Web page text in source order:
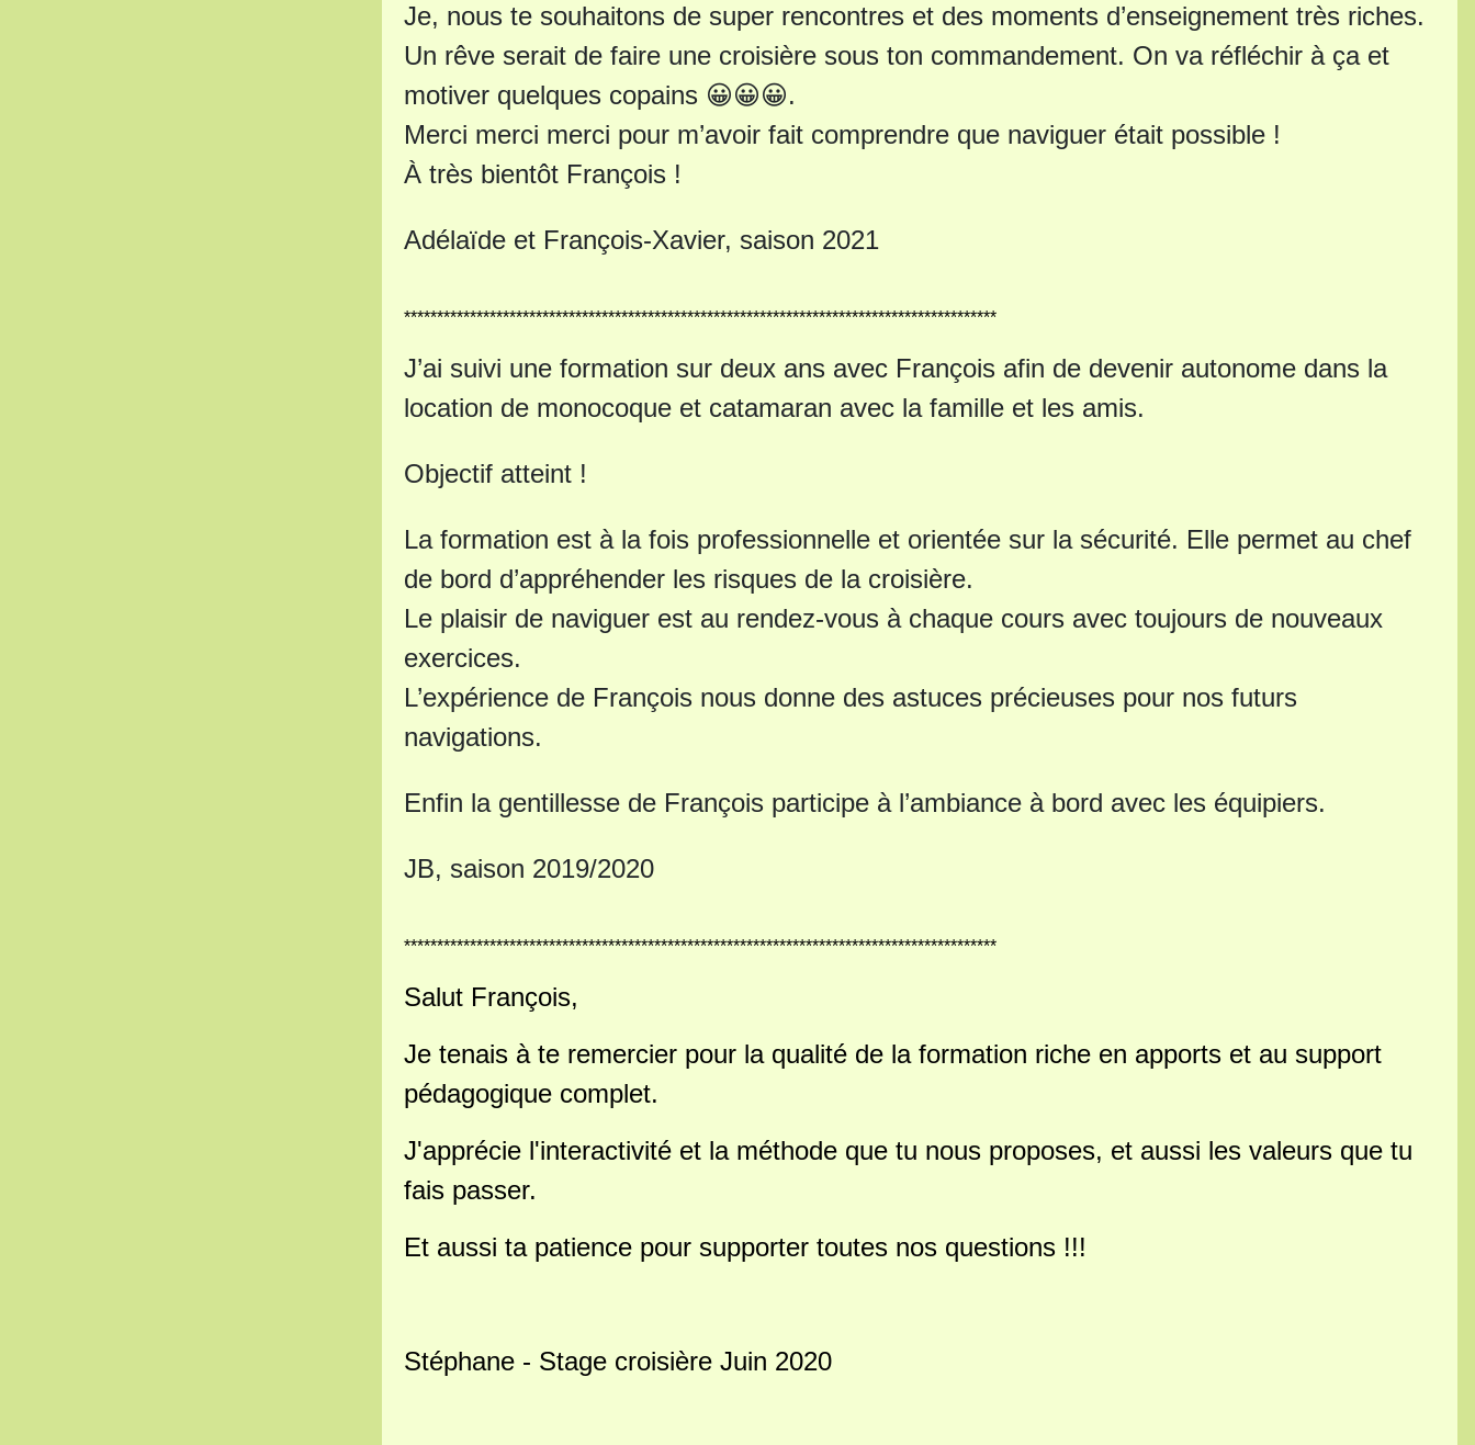
Je, nous te souhaitons de super rencontres et des moments d’enseignement très riches.
Un rêve serait de faire une croisière sous ton commandement. On va réfléchir à ça et
motiver quelques copains 😀😀😀.
Merci merci merci pour m’avoir fait comprendre que naviguer était possible !
À très bientôt François !
Adélaïde et François-Xavier, saison 2021
******************************************************************************************
J’ai suivi une formation sur deux ans avec François afin de devenir autonome dans la
location de monocoque et catamaran avec la famille et les amis.
Objectif atteint !
La formation est à la fois professionnelle et orientée sur la sécurité. Elle permet au chef
de bord d’appréhender les risques de la croisière.
Le plaisir de naviguer est au rendez-vous à chaque cours avec toujours de nouveaux
exercices.
L’expérience de François nous donne des astuces précieuses pour nos futurs
navigations.
Enfin la gentillesse de François participe à l’ambiance à bord avec les équipiers.
JB, saison 2019/2020
******************************************************************************************
Salut François,
Je tenais à te remercier pour la qualité de la formation riche en apports et au support
pédagogique complet.
J'apprécie l'interactivité et la méthode que tu nous proposes, et aussi les valeurs que tu
fais passer.
Et aussi ta patience pour supporter toutes nos questions !!!
Stéphane - Stage croisière Juin 2020